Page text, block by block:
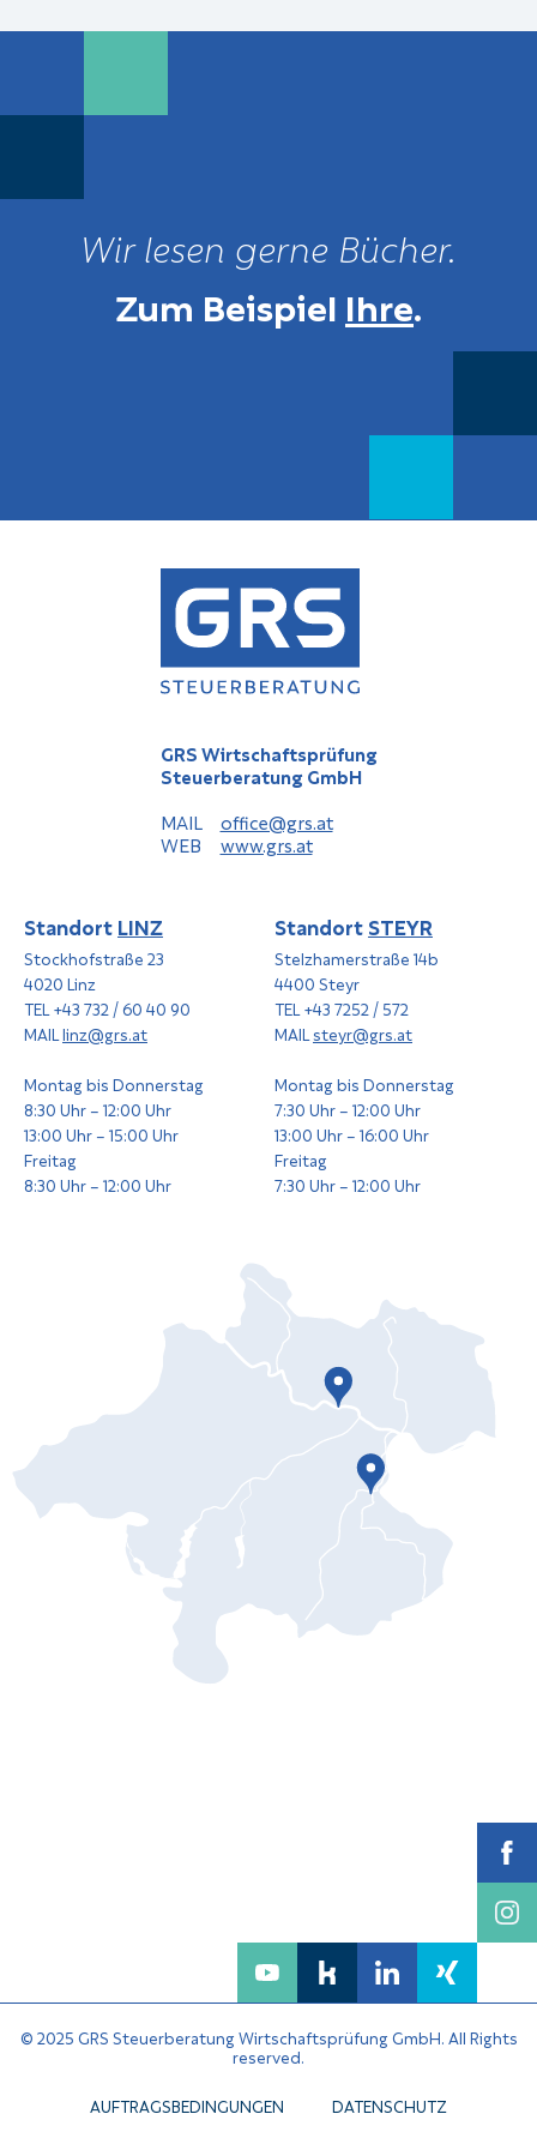
Wir lesen gerne Bücher.
Zum Beispiel Ihre.
GRS Wirtschaftsprüfung
Steuerberatung GmbH
MAIL
office@grs.at
WEB www.grs.at
StandortLINZ
Stockhofstraße 23
4020 Linz
TEL +43 732 / 60 40 90
MAILlinz@grs.at
Montag bis Donnerstag
8:30 Uhr – 12:00 Uhr
13:00 Uhr – 15:00 Uhr
Freitag
8:30 Uhr – 12:00 Uhr
StandortSTEYR
Stelzhamerstraße 14b
4400 Steyr
TEL +43 7252 / 572
MAILsteyr@grs.at
Montag bis Donnerstag
7:30 Uhr – 12:00 Uhr
13:00 Uhr – 16:00 Uhr
Freitag
7:30 Uhr – 12:00 Uhr
© 2025 GRS Steuerberatung Wirtschaftsprüfung GmbH. All Rights
reserved.
AUFTRAGSBEDINGUNGEN
DATENSCHUTZ